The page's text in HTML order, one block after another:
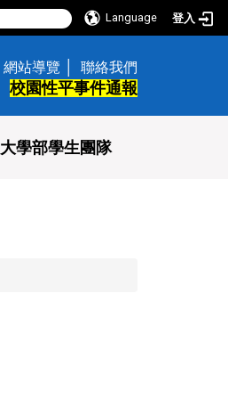
Language 登入
網站導覽
聯絡我們
校園性平事件通報
大學部學生團隊